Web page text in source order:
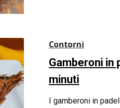
Contorni
Gamberoni in
minuti
I gamberoni in